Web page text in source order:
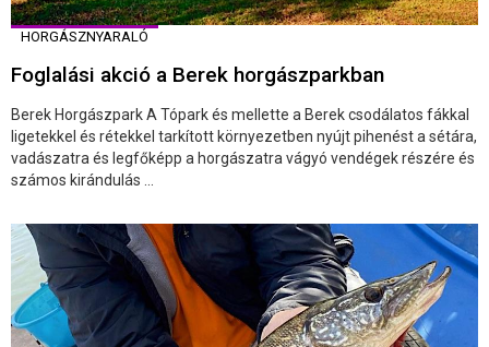
HORGÁSZNYARALÓ
Foglalási akció a Berek horgászparkban
Berek Horgászpark A Tópark és mellette a Berek csodálatos fákkal
ligetekkel és rétekkel tarkított környezetben nyújt pihenést a sétára,
vadászatra és legfőképp a horgászatra vágyó vendégek részére és
számos kirándulás ...